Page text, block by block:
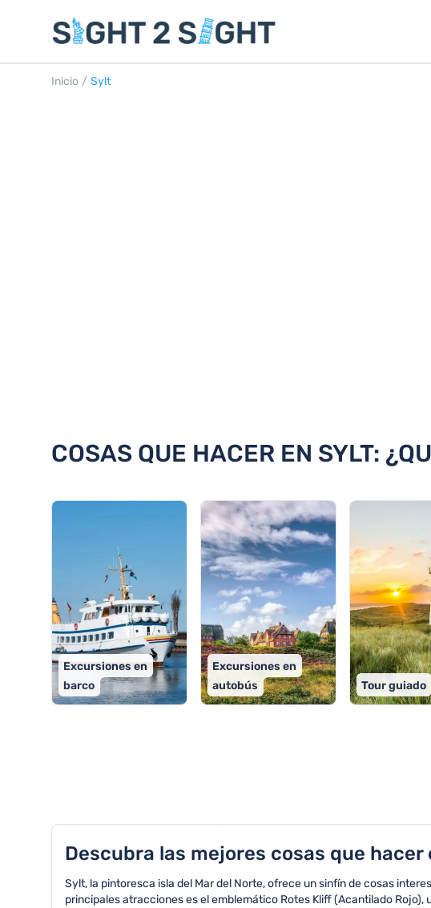
Inicio / Sylt
COSAS QUE HACER EN SYLT:
Excursiones en
barco
Excursiones en
autobús
Tour guiado
Descubra las mejores cosas que
Sylt, la pintoresca isla del Mar del Norte, ofrece un sinfín de cosas
principales atracciones es el emblemático Rotes Kliff (Acantilado